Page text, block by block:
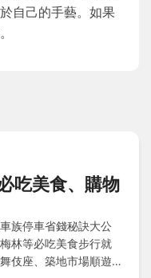
自己的手藝。如果
吃美食、購物
族停車省錢秘訣大公
林等必吃美食步行就
伎座、築地市場順遊怎